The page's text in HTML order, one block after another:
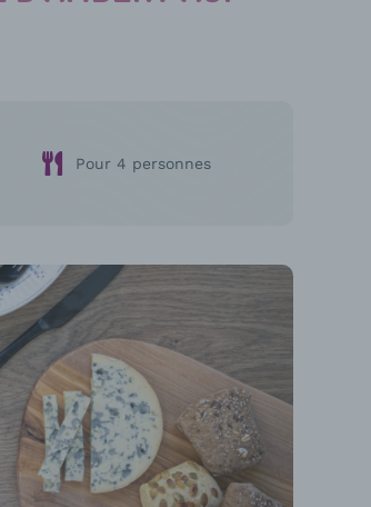
Pour 4 personnes